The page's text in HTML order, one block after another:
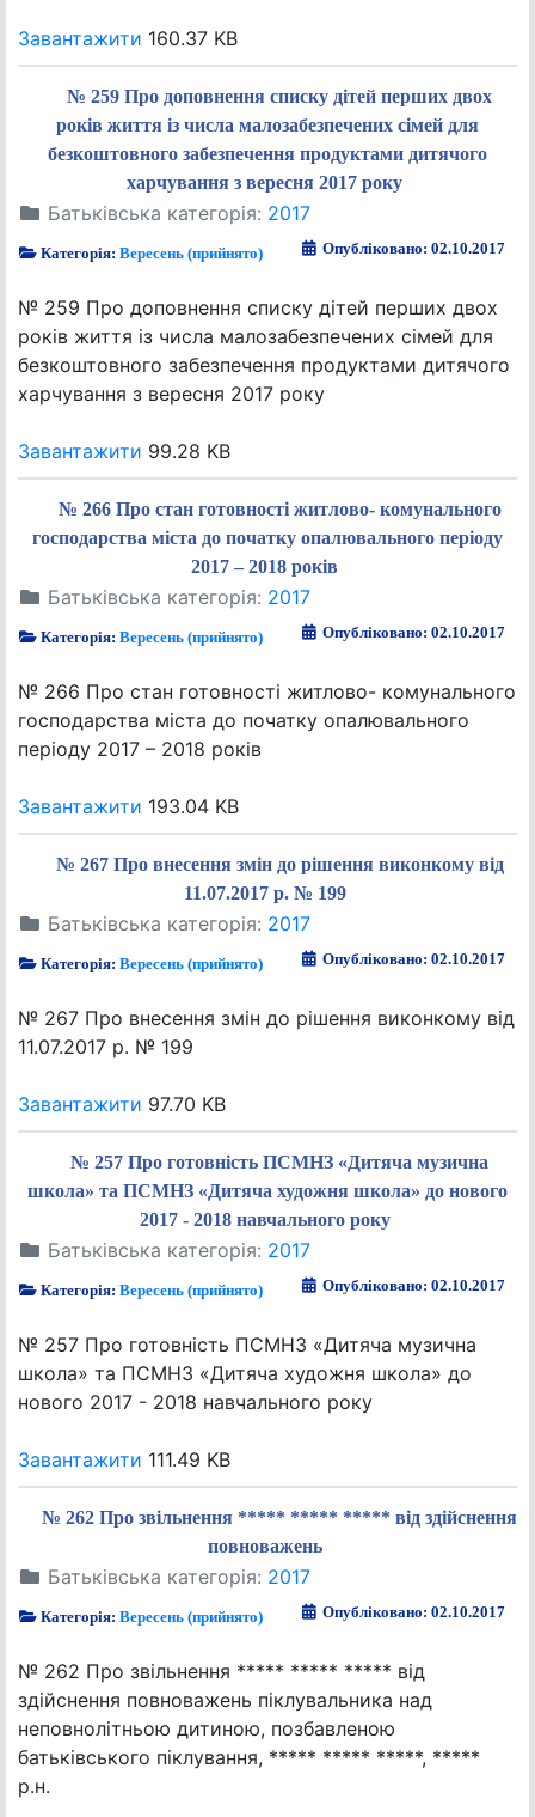
Завантажити 160.37 KB
№ 259 Про доповнення списку дітей перших двох
років життя із числа малозабезпечених сімей для
безкоштовного забезпечення продуктами дитячого
харчування з вересня 2017 року
Батьківська категорія: 2017
Категорія:Вересень (прийнято) Опубліковано: 02.10.2017
№ 259 Про доповнення списку дітей перших двох
років життя із числа малозабезпечених сімей для
безкоштовного забезпечення продуктами дитячого
харчування з вересня 2017 року
Завантажити 99.28 KB
№ 266 Про стан готовності житлово- комунального
господарства міста до початку опалювального періоду
2017 – 2018 років
Батьківська категорія: 2017
Категорія:Вересень (прийнято) Опубліковано: 02.10.2017
№ 266 Про стан готовності житлово- комунального
господарства міста до початку опалювального
періоду 2017 – 2018 років
Завантажити 193.04 KB
№ 267 Про внесення змін до рішення виконкому від
11.07.2017 р. № 199
Батьківська категорія: 2017
Категорія:Вересень (прийнято) Опубліковано: 02.10.2017
№ 267 Про внесення змін до рішення виконкому від
11.07.2017 р. № 199
Завантажити 97.70 KB
№ 257 Про готовність ПСМНЗ «Дитяча музична
школа» та ПСМНЗ «Дитяча художня школа» до нового
2017 - 2018 навчального року
Батьківська категорія: 2017
Категорія:Вересень (прийнято) Опубліковано: 02.10.2017
№ 257 Про готовність ПСМНЗ «Дитяча музична
школа» та ПСМНЗ «Дитяча художня школа» до
нового 2017 - 2018 навчального року
Завантажити 111.49 KB
№ 262 Про звільнення ***** ***** ***** від здійснення
повноважень
Батьківська категорія: 2017
Категорія:Вересень (прийнято) Опубліковано: 02.10.2017
№ 262 Про звільнення ***** ***** ***** від
здійснення повноважень піклувальника над
неповнолітньою дитиною, позбавленою
батьківського піклування, ***** ***** *****, *****
р.н.